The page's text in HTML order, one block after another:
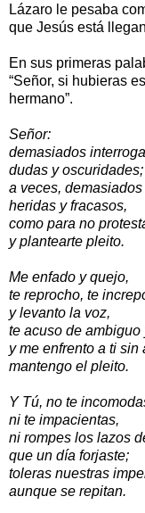
Lázaro le pesaba
que Jesús está
En sus primeras
“Señor, si hubieras
hermano”.
Señor:
demasiados
dudas y oscuridades;
a veces,
heridas y fracasos,
como para no
y plantearte pleito.
Me enfado y quejo,
te reprocho, te
y levanto la voz,
te acuso de ambiguo
y me enfrento a ti sin
mantengo el pleito.
Y Tú, no te
ni te impacientas,
ni rompes los lazos
que un día forjaste;
toleras nuestras
aunque se repitan.